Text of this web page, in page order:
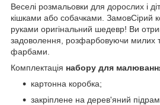
Веселі розмальовки для дорослих і
кішками або собачками. ЗамовСірий
руками оригінальний шедевр! Ви
задоволення, розфарбовуючи милих
фарбами.
Комплектація набору для
картонна коробка;
закріплене на дерев'яний